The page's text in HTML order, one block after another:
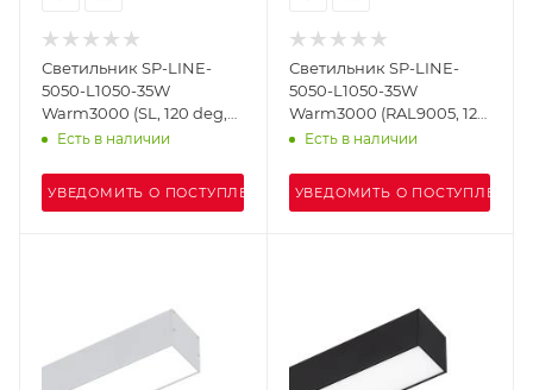
Светильник SP-LINE-
5050-L1050-35W
Warm3000 (SL, 120 deg,
MOTION, 230V) IP33
Есть в наличии
УВЕДОМИТЬ О ПОСТУПЛЕНИИ
Светильник SP-LINE-
5050-L1050-35W
Warm3000 (RAL9005, 120
deg, MOTION, 230V) IP33
Есть в наличии
УВЕДОМИТЬ О ПОСТУПЛЕНИИ